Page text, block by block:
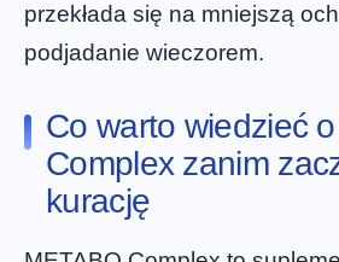
przekłada się na mniejszą
podjadanie wieczorem.
Co warto wiedzieć
Complex zanim
kurację